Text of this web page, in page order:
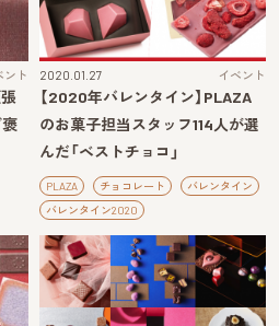
ント
褒
2020.01.27 イベント
【2020年バレンタイン】PLAZA
のお菓子担当スタッフ114人が選
んだ「ベストチョコ」
PLAZA チョコレート
バレンタイン
バレンタイン2020